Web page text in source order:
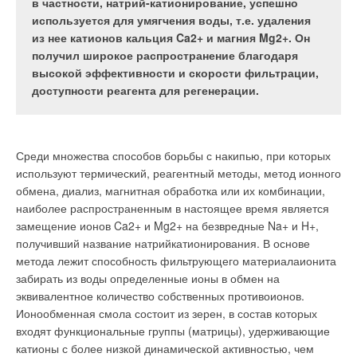
используется для умягчения воды, т.е. удаления
из нее катионов кальция Ca2+ и магния Mg2+. Он
получил широкое распространение благодаря
высокой эффективности и скорости фильтрации,
доступности реагента для регенерации.
Среди множества способов борьбы с накипью, при которых
используют термический, реагентный методы, метод ионного
обмена, диализ, магнитная обработка или их комбинации,
наиболее распространенным в настоящее время является
замещение ионов Ca2+ и Mg2+ на безвредные Na+ и H+,
получивший название натрийкатионирования. В основе
метода лежит способность фильтрующего материалаионита
забирать из воды определенные ионы в обмен на
эквивалентное количество собственных противоионов.
Ионообменная смола состоит из зерен, в состав которых
входят функциональные группы (матрицы), удерживающие
катионы с более низкой динамической активностью, чем
Принцип действия ультрафиолетаУльтрафиолетовое
излучение, которое, как известно, обладает бактерицидными
свойствами, является составной частью солнечного света. В
рентгеновскими лучами. Принимая во внимание длину волн
излучения и последствия их воздействия, традиционно
принято различать четыре части излучения в
ультрафиолетовом диапазоне: ❏ вакуумное УФ-излучение в
поддиапазоне 100–200 нм; ❏ UVC — это УФ-излучение в
поддиапазоне 200–280 нм; ❏ UVB — это УФ-излучение в
поддиапазоне 280–315 нм; ❏ UVA — это УФ-излучение в
поддиапазоне 315–400 нм. Обеззараживающий эффект
ультрафиолетового излучения основан на фотохимических
реакциях, запускающих механизм физико-химических и
биологических мутаций живой материи микроорганизмов
(бактерий, вирусов, микробов и простейших). При УФ-
с целью определения соответствия их проектной
документации и обнаружения механических
повреждений в процессе их транспортирования.
Табл. 1. Требования к
качеству
полиэтиленовых труб
(ПТ)*
Табл. 2. Допустимые
толщины стенок ПТ**
собирает трубопровод воедино.
труб из различных
материалов
Фасонные детали, они же фитинги (англ. to ﬁ t — подходить,
подгонять), — это детали трубопроводов, которые служат
для соединения отдельных труб и используются в местах
переходов, поворотов, разветвлений, изменений углов
наклонов, креплений и т.д. Другими словами, фасонные
изделия — это то, что собирает трубопровод воедино, делая
его герметичным и удобным в эксплуатации.
Даже если предположить, что трубопровод является